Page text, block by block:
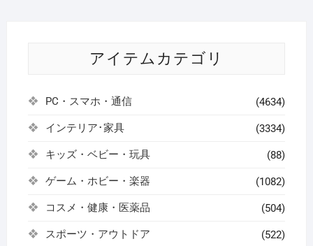
アイテムカテゴリ
PC・スマホ・通信 (4634)
インテリア･家具 (3334)
キッズ・ベビー・玩具 (88)
ゲーム・ホビー・楽器 (1082)
コスメ・健康・医薬品 (504)
スポーツ・アウトドア (522)